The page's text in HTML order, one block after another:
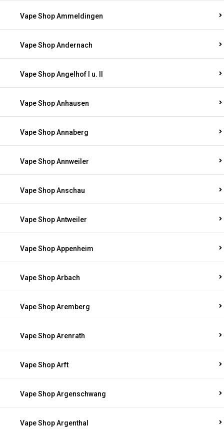
Vape Shop Ammeldingen
Vape Shop Andernach
Vape Shop Angelhof I u. II
Vape Shop Anhausen
Vape Shop Annaberg
Vape Shop Annweiler
Vape Shop Anschau
Vape Shop Antweiler
Vape Shop Appenheim
Vape Shop Arbach
Vape Shop Aremberg
Vape Shop Arenrath
Vape Shop Arft
Vape Shop Argenschwang
Vape Shop Argenthal